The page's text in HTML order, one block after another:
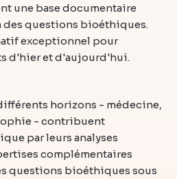
une base documentaire
questions bioéthiques.
exceptionnel pour
d'hier et d'aujourd'hui.
horizons - médecine,
- contribuent
par leurs analyses
complémentaires
questions bioéthiques sous